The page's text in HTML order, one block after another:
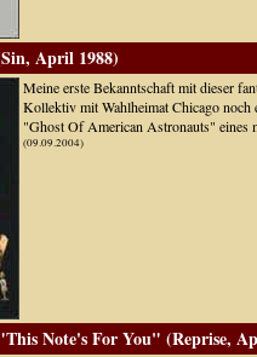
April 1988)
Meine erste Bekanntschaft mit dieser
Kollektiv mit Wahlheimat Chicago noch
"Ghost Of American Astronauts" eines
(09.09.2004)
Note's For You" (Reprise,